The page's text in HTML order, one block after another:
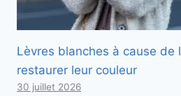
Lèvres blanches à cause de
restaurer leur couleur
30 juillet 2026